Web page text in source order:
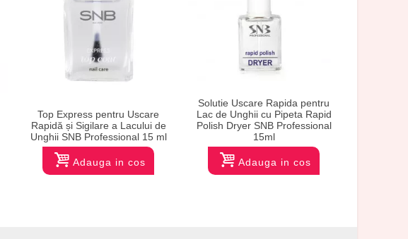
Top Express pentru Uscare
Rapidă și Sigilare a Lacului de
Unghii SNB Professional 15 ml
Adauga in cos
Solutie Uscare Rapida pentru
Lac de Unghii cu Pipeta Rapid
Polish Dryer SNB Professional
15ml
Adauga in cos